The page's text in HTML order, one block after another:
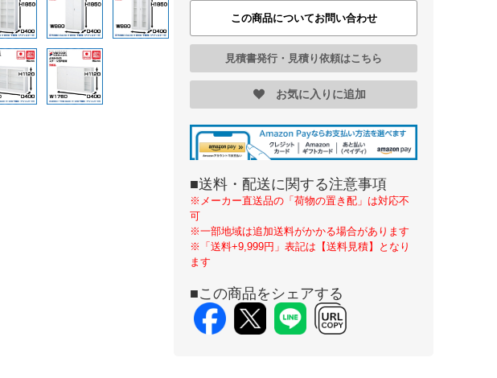
この商品についてお問い合わせ
見積書発行・見積り依頼はこちら
お気に入りに追加
■送料・配送に関する注意事項
※メーカー直送品の「荷物の置き配」は対応不
可
※一部地域は追加送料がかかる場合があります
※「送料+9,999円」表記は【送料見積】となり
ます
■この商品をシェアする